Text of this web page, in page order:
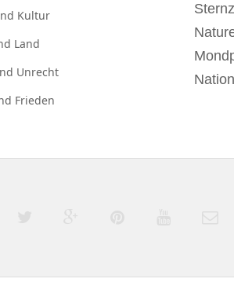
Kultur
Land
Unrecht
Frieden